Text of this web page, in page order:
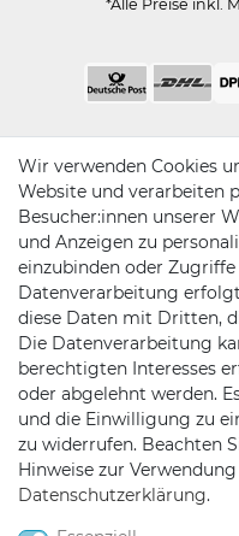
*Alle Preise inkl.
Wir verwenden Cookies
Website und verarbeiten
Besucher:innen unserer
und Anzeigen zu
einzubinden oder
Datenverarbeitung
diese Daten mit Dritten,
Die Datenverarbeitung
berechtigten Interesses
oder abgelehnt werden.
und die Einwilligung zu
zu widerrufen. Beachten
Hinweise zur
Daten­schutz­erklärung.